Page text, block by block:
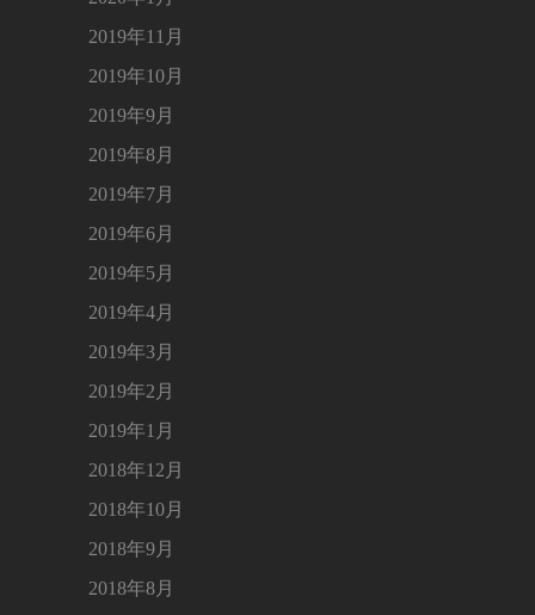
2019年11月
2019年10月
2019年9月
2019年8月
2019年7月
2019年6月
2019年5月
2019年4月
2019年3月
2019年2月
2019年1月
2018年12月
2018年10月
2018年9月
2018年8月